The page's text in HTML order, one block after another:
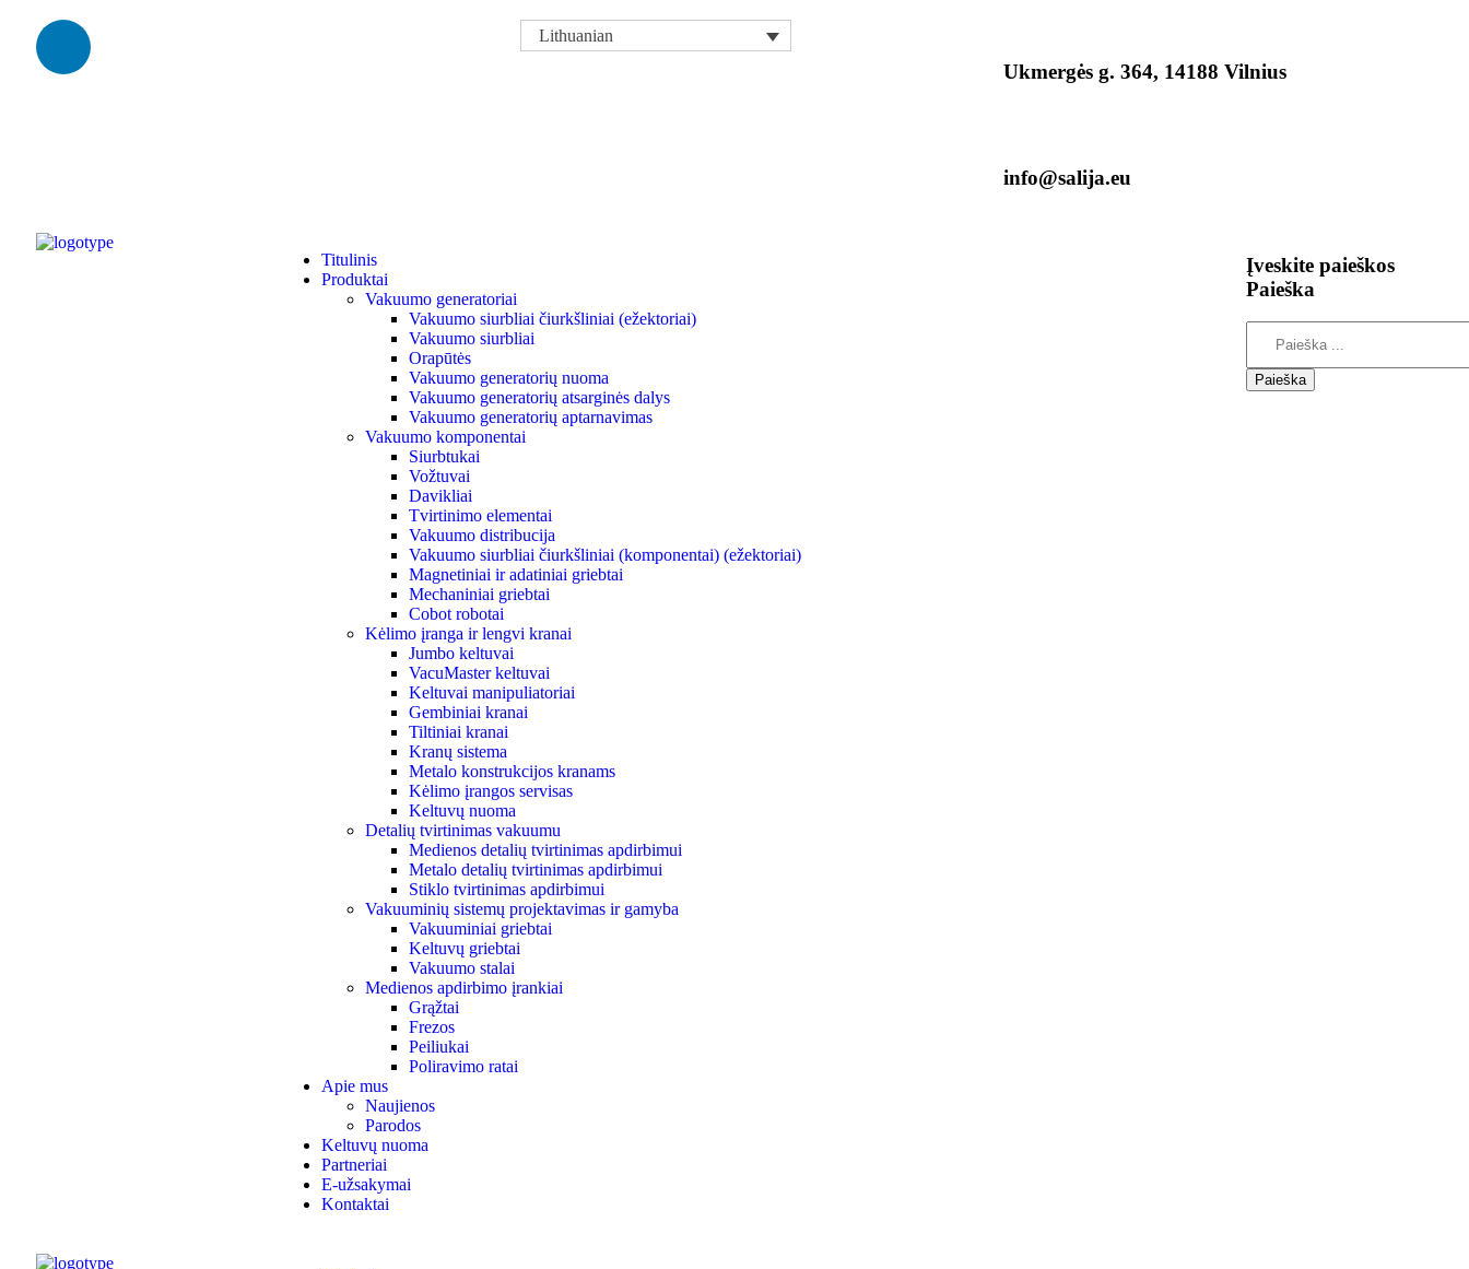
Lithuanian
Ukmergės g. 364, 14188 Vilnius
info@salija.eu
Titulinis
Produktai
Vakuumo generatoriai
Vakuumo siurbliai čiurkšliniai (ežektoriai)
Vakuumo siurbliai
Orapūtės
Vakuumo generatorių nuoma
Vakuumo generatorių atsarginės dalys
Vakuumo generatorių aptarnavimas
Vakuumo komponentai
Siurbtukai
Vožtuvai
Davikliai
Tvirtinimo elementai
Vakuumo distribucija
Vakuumo siurbliai čiurkšliniai (komponentai) (ežektoriai)
Magnetiniai ir adatiniai griebtai
Mechaniniai griebtai
Cobot robotai
Kėlimo įranga ir lengvi kranai
Jumbo keltuvai
VacuMaster keltuvai
Keltuvai manipuliatoriai
Gembiniai kranai
Tiltiniai kranai
Kranų sistema
Metalo konstrukcijos kranams
Kėlimo įrangos servisas
Keltuvų nuoma
Detalių tvirtinimas vakuumu
Medienos detalių tvirtinimas apdirbimui
Metalo detalių tvirtinimas apdirbimui
Stiklo tvirtinimas apdirbimui
Vakuuminių sistemų projektavimas ir gamyba
Vakuuminiai griebtai
Keltuvų griebtai
Vakuumo stalai
Medienos apdirbimo įrankiai
Grąžtai
Frezos
Peiliukai
Poliravimo ratai
Apie mus
Naujienos
Parodos
Keltuvų nuoma
Partneriai
E-užsakymai
Kontaktai
Įveskite paieškos
Paieška